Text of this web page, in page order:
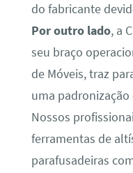
do fabricante
Por outro lado, a
seu braço
de Móveis, traz
uma
Nossos
ferramentas de
parafusadeiras